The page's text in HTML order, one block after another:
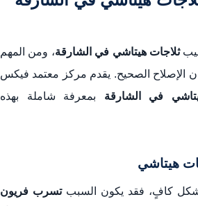
ثلاجات هيتاشي في الشارقة، ومن المهم
الإصلاح الصحيح. يقدم مركز معتمد فيكس
في الشارقة بمعرفة شاملة بهذه
هيتاشي
بشكل كافٍ، فقد يكون السببتسرب فريون